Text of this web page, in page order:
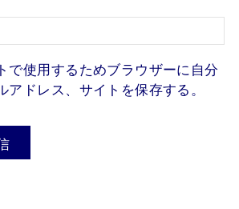
で使用するためブラウザーに自分
アドレス、サイトを保存する。